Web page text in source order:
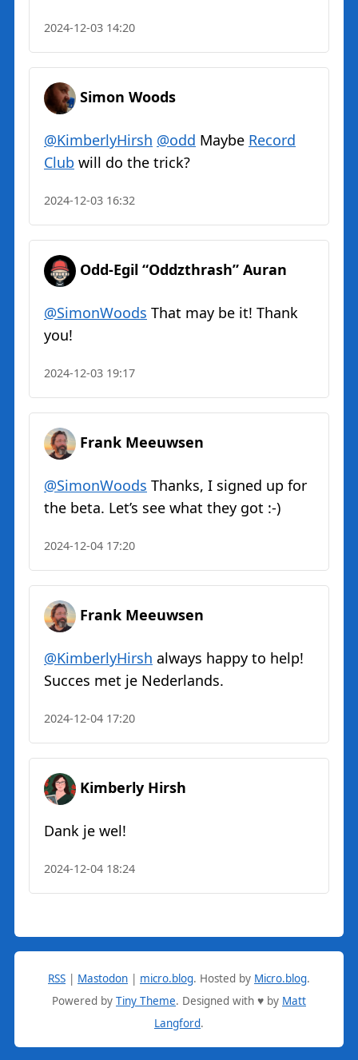
2024-12-03 14:20
Simon Woods
@KimberlyHirsh @odd Maybe Record
Club will do the trick?
2024-12-03 16:32
Odd-Egil “Oddzthrash” Auran
@SimonWoods That may be it! Thank
you!
2024-12-03 19:17
Frank Meeuwsen
@SimonWoods Thanks, I signed up for
the beta. Let’s see what they got :-)
2024-12-04 17:20
Frank Meeuwsen
@KimberlyHirsh always happy to help!
Succes met je Nederlands.
2024-12-04 17:20
Kimberly Hirsh
Dank je wel!
2024-12-04 18:24
RSS | Mastodon | micro.blog. Hosted by Micro.blog.
Powered by Tiny Theme. Designed with ♥ by Matt
Langford.